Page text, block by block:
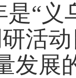
是“义
活
发展